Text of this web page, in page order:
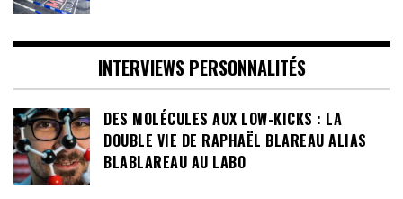
INTERVIEWS PERSONNALITÉS
DES MOLÉCULES AUX LOW-KICKS : LA
DOUBLE VIE DE RAPHAËL BLAREAU ALIAS
BLABLAREAU AU LABO